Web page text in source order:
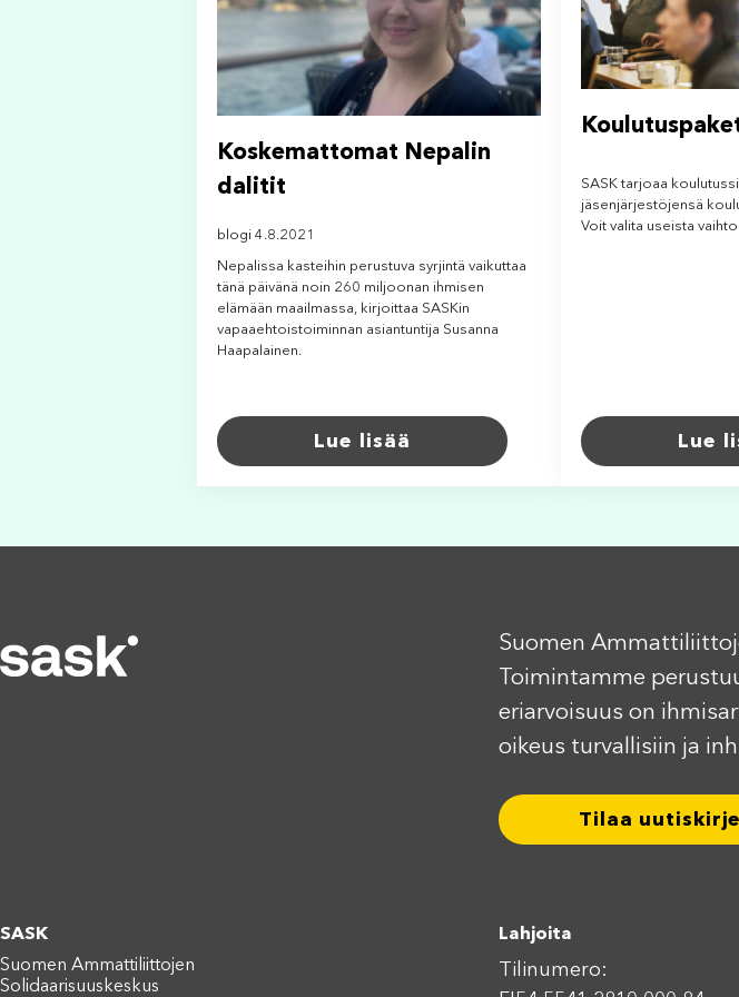
Koskemattomat Nepalin
dalitit
blogi 4.8.2021
Nepalissa kasteihin perustuva syrjintä vaikuttaa
tänä päivänä noin 260 miljoonan ihmisen
elämään maailmassa, kirjoittaa SASKin
vapaaehtoistoiminnan asiantuntija Susanna
Haapalainen.
Lue lisää
SASK tarjoaa
jäsenjärjestöjensä
Voit valita useista
Lue
Suomen
Toimintamme
eriarvoisuus on
oikeus turvallisiin ja
Tilaa uutiskirje
SASK
Suomen Ammattiliittojen
Solidaarisuuskeskus
Lahjoita
Tilinumero: